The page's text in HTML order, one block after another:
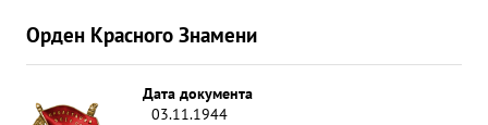
Орден Красного Знамени
Дата документа
03.11.1944